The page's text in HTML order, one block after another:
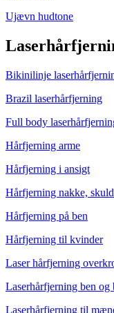
Ujævn hudtone
Bikinilinje
Brazil laserhårfjerning
Full body
Hårfjerning arme
Hårfjerning i ansigt
Hårfjerning nakke,
Hårfjerning på ben
Hårfjerning til kvinder
Laser hårfjerning
Laserhårfjerning ben og
Laserhårfjerning til